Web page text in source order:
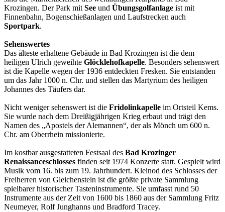
Krozingen. Der Park mit See und Übungsgolfanlage ist mit
Finnenbahn, Bogenschießanlagen und Laufstrecken auch
Sportpark.
Sehenswertes
Das älteste erhaltene Gebäude in Bad Krozingen ist die dem
heiligen Ulrich geweihte Glöcklehofkapelle. Besonders sehenswert
ist die Kapelle wegen der 1936 entdeckten Fresken. Sie entstanden
um das Jahr 1000 n. Chr. und stellen das Martyrium des heiligen
Johannes des Täufers dar.
Nicht weniger sehenswert ist die Fridolinkapelle im Ortsteil Kems.
Sie wurde nach dem Dreißigjährigen Krieg erbaut und trägt den
Namen des „Apostels der Alemannen“, der als Mönch um 600 n.
Chr. am Oberrhein missionierte.
Im kostbar ausgestatteten Festsaal des Bad Krozinger
Renaissanceschlosses finden seit 1974 Konzerte statt. Gespielt wird
Musik vom 16. bis zum 19. Jahrhundert. Kleinod des Schlosses der
Freiherren von Gleichenstein ist die größte private Sammlung
spielbarer historischer Tasteninstrumente. Sie umfasst rund 50
Instrumente aus der Zeit von 1600 bis 1860 aus der Sammlung Fritz
Neumeyer, Rolf Junghanns und Bradford Tracey.